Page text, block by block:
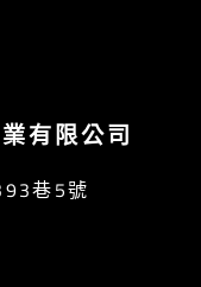
有限公司
巷5號